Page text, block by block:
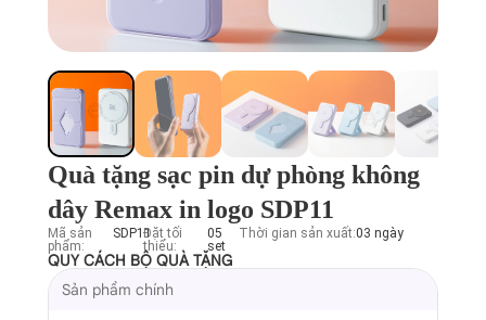
Quà tặng sạc pin dự phòng không
dây Remax in logo SDP11
Mã sản
phẩm:
SDP11Đặt tối
thiểu:
05
set
Thời gian sản xuất:03 ngày
QUY CÁCH BỘ QUÀ TẶNG
Sản phẩm chính